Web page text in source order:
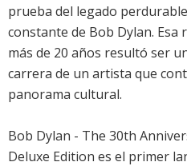
prueba del legado
constante de Bob Dylan. Esa
más de 20 años resultó ser
carrera de un artista que
panorama cultural.
Bob Dylan - The 30th
Deluxe Edition es el primer